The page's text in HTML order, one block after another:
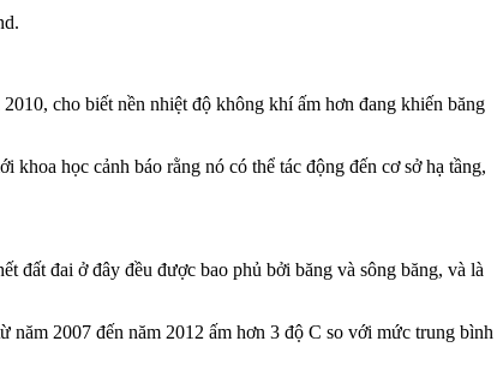
cho biết nền nhiệt độ không khí ấm hơn đang khiến băng
học cảnh báo rằng nó có thể tác động đến cơ sở hạ tầng,
đất đai ở đây đều được bao phủ bởi băng và sông băng, và là
2007 đến năm 2012 ấm hơn 3 độ C so với mức trung bình